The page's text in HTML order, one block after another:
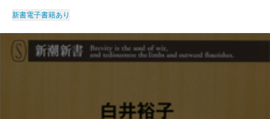
新書電子書籍あり